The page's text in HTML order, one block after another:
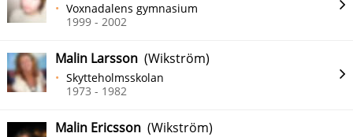
Voxnadalens gymnasium
1999 - 2002
Malin Larsson (Wikström)
Skytteholmsskolan
1973 - 1982
Malin Ericsson (Wikström)